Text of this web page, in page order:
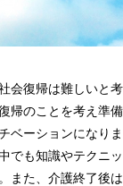
会復帰は難しいと考
帰のことを考え準備
ベーションになりま
でも知識やテクニッ
また、介護終了後は